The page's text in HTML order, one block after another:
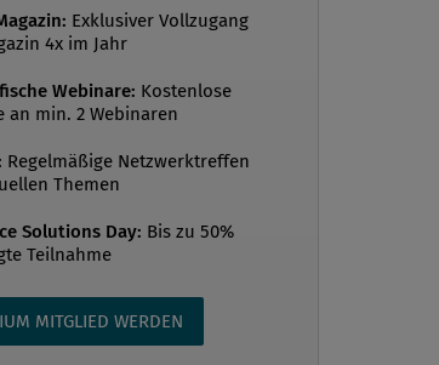
Exklusiver Vollzugang
4x im Jahr
Webinare: Kostenlose
an min. 2 Webinaren
Regelmäßige Netzwerktreffen
Themen
Solutions Day: Bis zu 50%
Teilnahme
MITGLIED WERDEN